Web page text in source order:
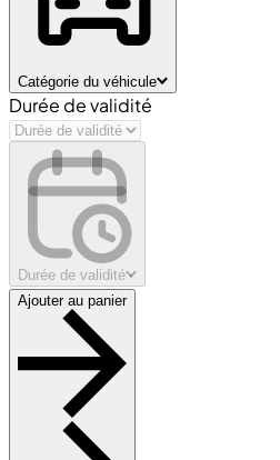
Catégorie du véhicule
Durée de validité
Durée de validité
Ajouter au panier